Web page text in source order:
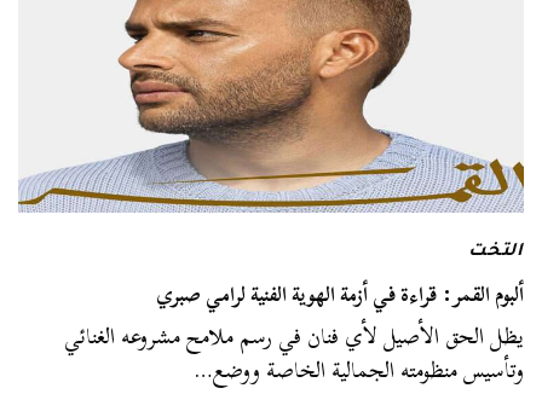
التخت
ألبوم القمر: قراءة في أزمة الهوية الفنية لرامي صبري
يظل الحق الأصيل لأي فنان في رسم ملامح مشروعه الغنائي
وتأسيس منظومته الجمالية الخاصة ووضع…